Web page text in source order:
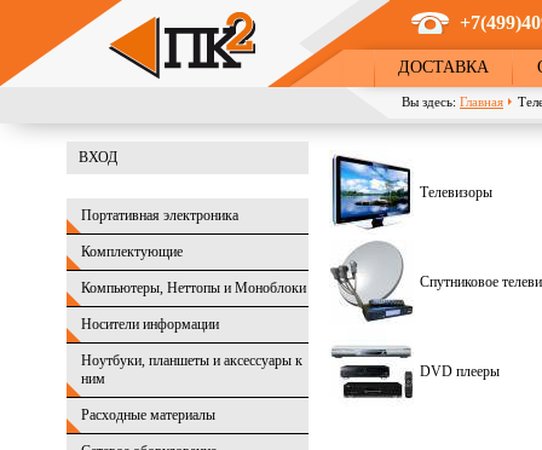
Перейти к основному содержанию
ДОСТАВКА
Вы здесь: Главная
ВХОД
Портативная электроника
Комплектующие
Компьютеры, Неттопы и Моноблоки
Носители информации
Ноутбуки, планшеты и аксессуары к
ним
Расходные материалы
Телевизоры
Спутниковое
DVD плееры